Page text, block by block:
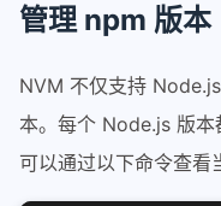
管理 npm 版本
NVM 不仅支持
本。每个 Node.js 版
可以通过以下命令查看